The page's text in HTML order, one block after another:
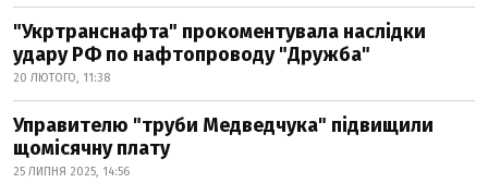
"Укртранснафта" прокоментувала наслідки
удару РФ по нафтопроводу "Дружба"
20 ЛЮТОГО, 11:38
Управителю "труби Медведчука" підвищили
щомісячну плату
25 ЛИПНЯ 2025, 14:56